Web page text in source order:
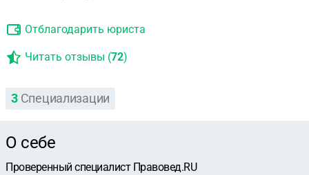
Отблагодарить юриста
Читать отзывы (72)
3 Специализации
О себе
Проверенный специалист Правовед.RU